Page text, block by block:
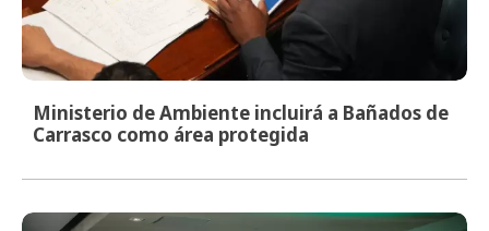
Ministerio de Ambiente incluirá a Bañados de
Carrasco como área protegida